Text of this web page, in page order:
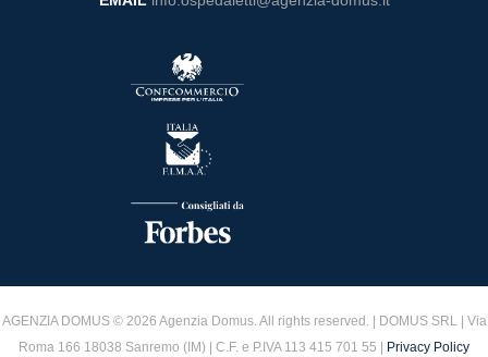
AGENZIA DOMUS © 2026 Agenzia Domus. All rights reserved. | DOMUS SRL | Via
Roma 166 18038 Sanremo (IM) | C.F. e P.IVA 113 415 701 55 | Privacy Policy